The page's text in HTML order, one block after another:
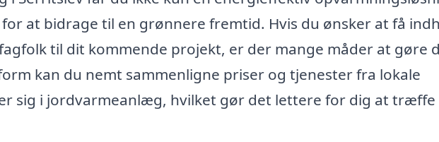
at bidrage til en grønnere fremtid. Hvis du ønsker at få
til dit kommende projekt, er der mange måder at gøre
kan du nemt sammenligne priser og tjenester fra lokale
sig i jordvarmeanlæg, hvilket gør det lettere for dig at træffe